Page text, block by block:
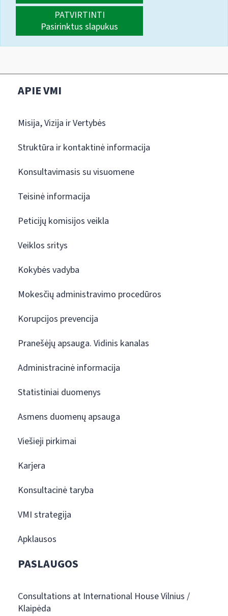
PATVIRTINTI
Pasirinktus slapukus
APIE VMI
Misija, Vizija ir Vertybės
Struktūra ir kontaktinė informacija
Konsultavimasis su visuomene
Teisinė informacija
Peticijų komisijos veikla
Veiklos sritys
Kokybės vadyba
Mokesčių administravimo procedūros
Korupcijos prevencija
Pranešėjų apsauga. Vidinis kanalas
Administracinė informacija
Statistiniai duomenys
Asmens duomenų apsauga
Viešieji pirkimai
Karjera
Konsultacinė taryba
VMI strategija
Apklausos
PASLAUGOS
Consultations at International House Vilnius /
Klaipėda